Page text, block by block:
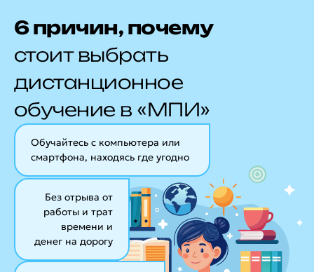
6 причин, почему
стоит выбрать
дистанционное
обучение в «МПИ»
Обучайтесь с компьютера или
смартфона, находясь где угодно
Без отрыва от
работы и трат
времени и
денег на дорогу